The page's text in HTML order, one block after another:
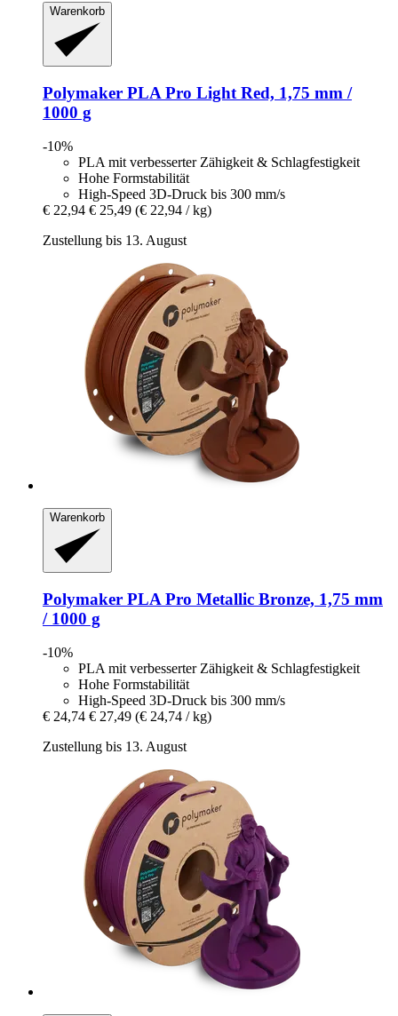
Warenkorb
Polymaker PLA Pro Light Red, 1,75 mm /
1000 g
-10%
PLA mit verbesserter Zähigkeit & Schlagfestigkeit
Hohe Formstabilität
High-Speed 3D-Druck bis 300 mm/s
€ 22,94 € 25,49 (€ 22,94 / kg)
Zustellung bis 13. August
Warenkorb
Polymaker PLA Pro Metallic Bronze, 1,75 mm
/ 1000 g
-10%
PLA mit verbesserter Zähigkeit & Schlagfestigkeit
Hohe Formstabilität
High-Speed 3D-Druck bis 300 mm/s
€ 24,74 € 27,49 (€ 24,74 / kg)
Zustellung bis 13. August